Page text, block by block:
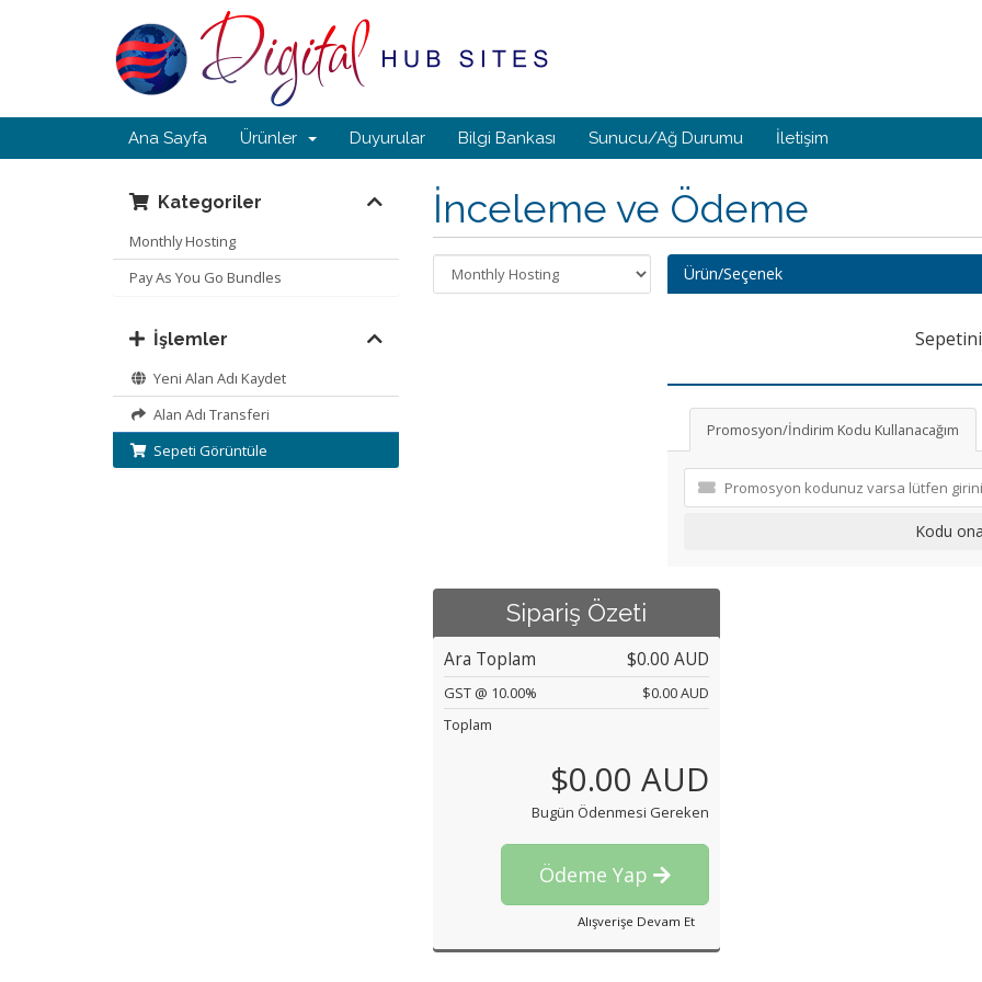
Ana Sayfa Ürünler Duyurular Bilgi Bankası Sunucu/Ağ Durumu İletişim
İnceleme ve Ödeme
Kategoriler
Monthly Hosting
Pay As You Go Bundles
İşlemler
Yeni Alan Adı Kaydet
Alan Adı Transferi
Sepeti Görüntüle
Ürün/Seçenek
Promosyon/İndirim Kodu Kullanacağım
Kodu
Sipariş Özeti
Ara Toplam $0.00 AUD
GST @ 10.00%
$0.00 AUD
Toplam
$0.00 AUD
Bugün Ödenmesi Gereken
Ödeme Yap
Alışverişe Devam Et